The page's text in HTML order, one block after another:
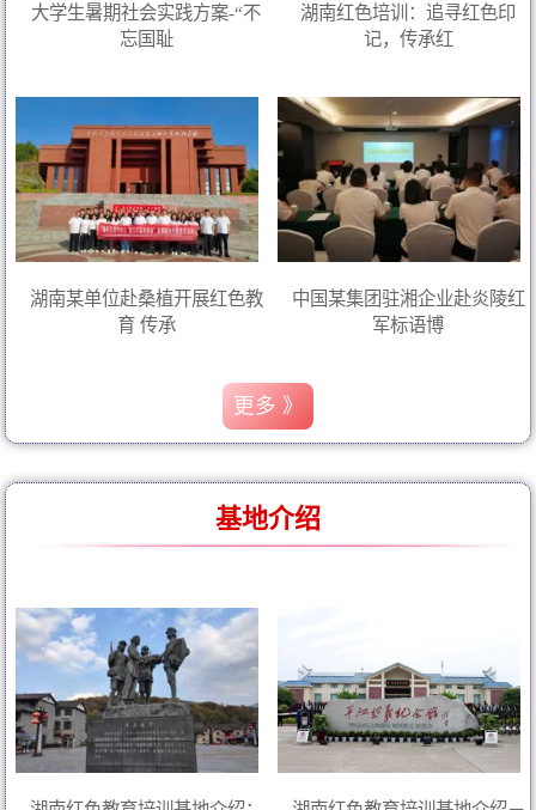
大学生暑期社会实践方案-“不
忘国耻
湖南红色培训：追寻红色印
记，传承红
湖南某单位赴桑植开展红色教
育 传承
中国某集团驻湘企业赴炎陵红
军标语博
更多 》
基地介绍